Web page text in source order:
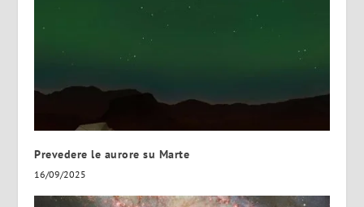
Prevedere le aurore su Marte
16/09/2025